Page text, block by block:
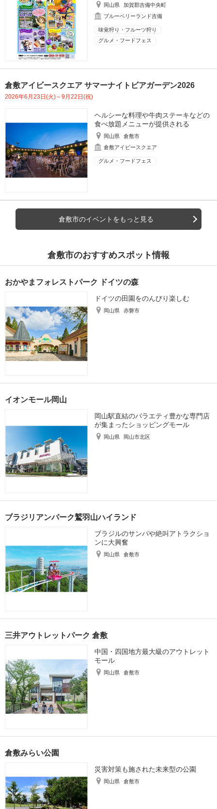
岡山県
加賀郡吉備中央町
ブルーベリーランド吉備
味覚狩り・フルーツ狩り
グルメ・フードフェス
倉敷アイビースクエア サマーナイトビアガーデン2026
2026年6月23日(火)～9月22日(祝)
ヘルシーな料理や牛肉ステーキなどの
食べ放題メニューが提供される
岡山県
倉敷市
倉敷アイビースクエア
グルメ・フードフェス
倉敷市のイベントをもっと見る
倉敷市のおすすめスポット情報
おかやまフォレストパーク ドイツの森
ドイツの田園をのんびり楽しむ
岡山県 赤磐市
イオンモール岡山
岡山駅直結のバラエティ豊かな専門店
が集まったショッピングモール
岡山県 岡山市北区
ブラジリアンパーク鷲羽山ハイランド
ブラジルのサンバや絶叫アトラクショ
ンに大興奮
岡山県 倉敷市
三井アウトレットパーク 倉敷
中国・四国地方最大級のアウトレット
モール
岡山県 倉敷市
倉敷みらい公園
災害対策も施された未来型の公園
岡山県 倉敷市